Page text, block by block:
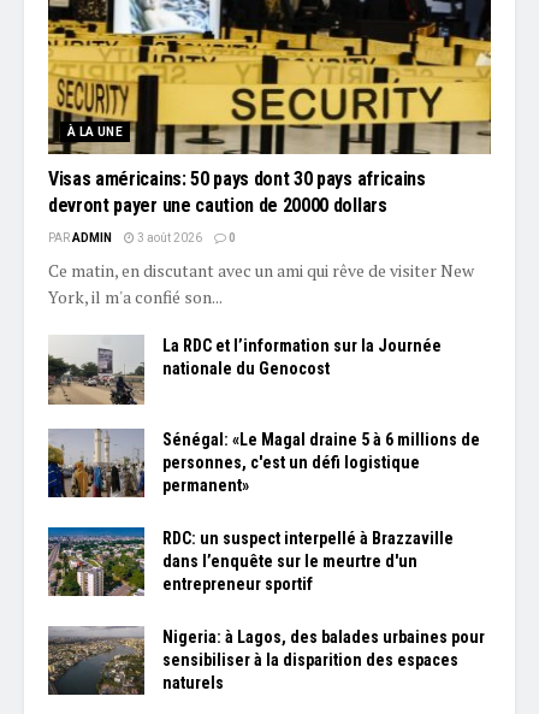
À LA UNE
Visas américains: 50 pays dont 30 pays africains
devront payer une caution de 20000 dollars
PARADMIN 3 août 2026 0
Ce matin, en discutant avec un ami qui rêve de visiter New
York, il m'a confié son...
La RDC et l’information sur la Journée
nationale du Genocost
Sénégal: «Le Magal draine 5 à 6 millions de
personnes, c'est un défi logistique
permanent»
RDC: un suspect interpellé à Brazzaville
dans l’enquête sur le meurtre d'un
entrepreneur sportif
Nigeria: à Lagos, des balades urbaines pour
sensibiliser à la disparition des espaces
naturels